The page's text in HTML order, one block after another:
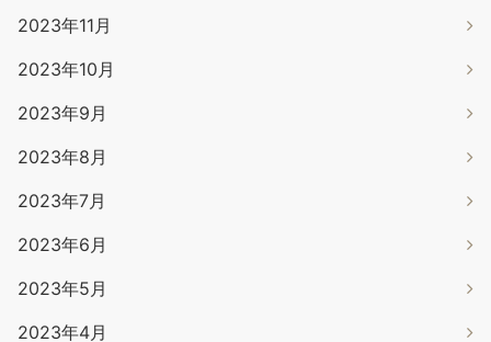
2023年11月
2023年10月
2023年9月
2023年8月
2023年7月
2023年6月
2023年5月
2023年4月